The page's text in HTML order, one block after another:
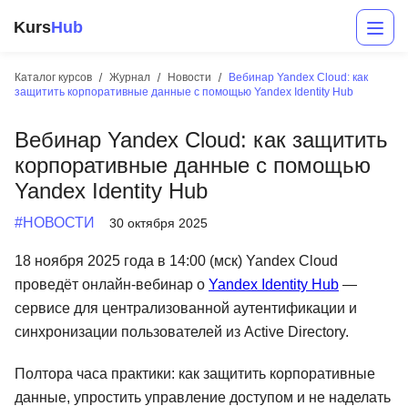
KursHub
Каталог курсов Журнал Новости
Вебинар Yandex Cloud: как
защитить корпоративные данные с помощью Yandex Identity Hub
Вебинар Yandex Cloud: как защитить
корпоративные данные с помощью
Yandex Identity Hub
#НОВОСТИ 30 октября 2025
18 ноября 2025 года в 14:00 (мск) Yandex Cloud
проведёт онлайн-вебинар о Yandex Identity Hub —
сервисе для централизованной аутентификации и
синхронизации пользователей из Active Directory.
Полтора часа практики: как защитить корпоративные
данные, упростить управление доступом и не наделать
Маркетинг
Менеджмент